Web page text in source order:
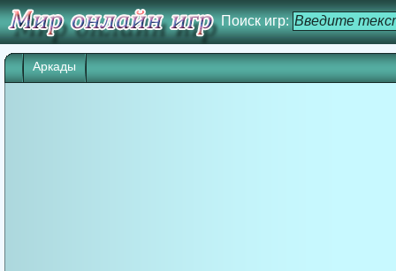
Поиск игр:
Аркады